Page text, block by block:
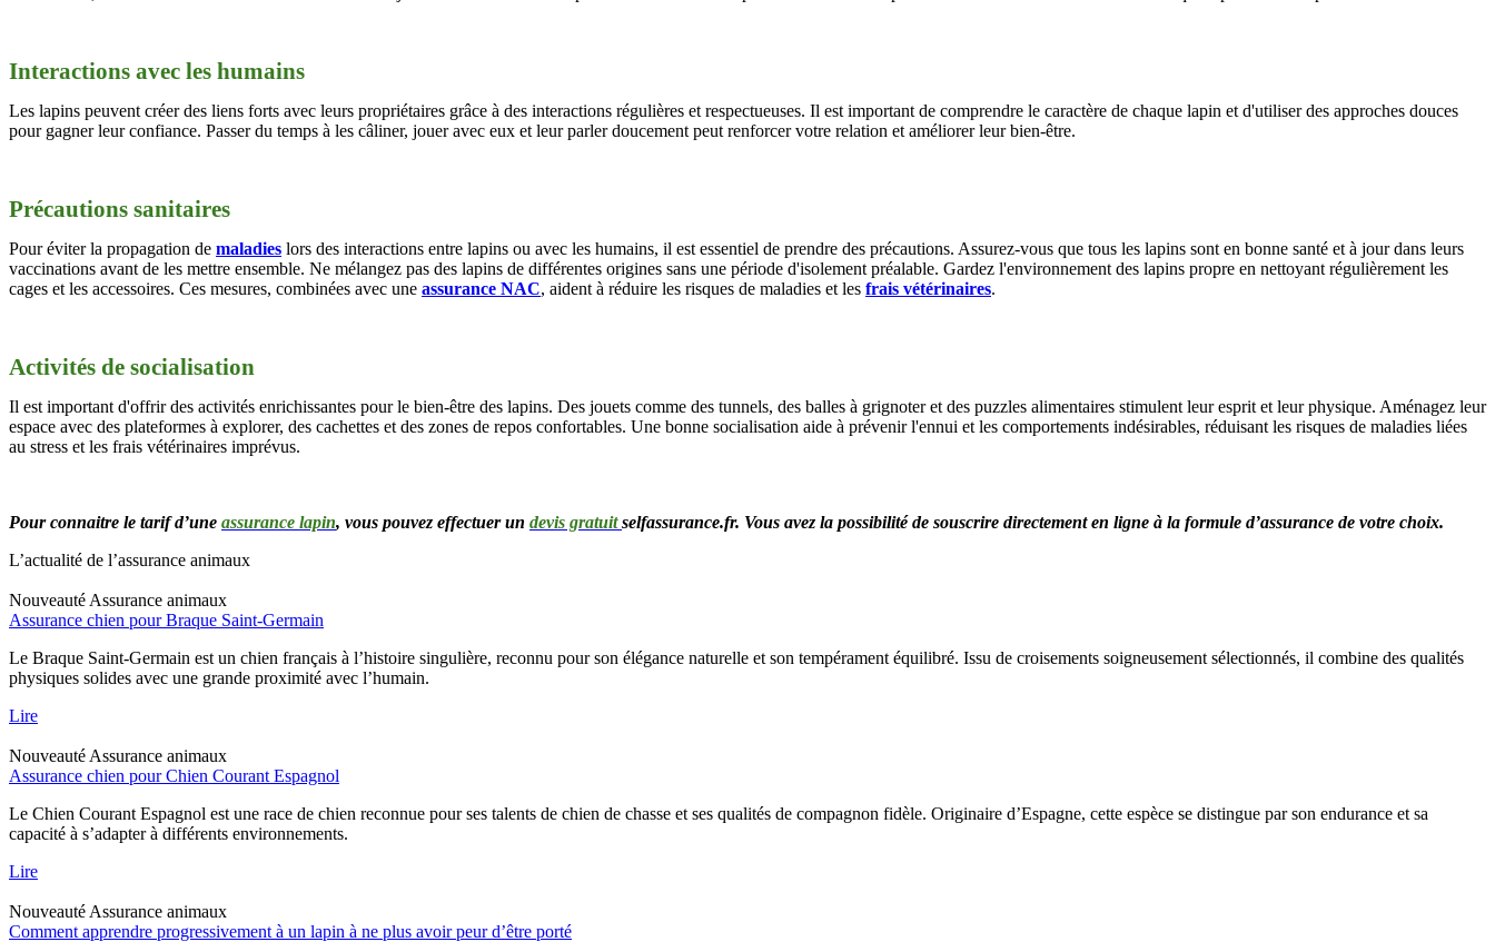
Interactions avec les humains
Les lapins peuvent créer des liens forts avec leurs propriétaires grâce à des interactions régulières et respectueuses. Il est important de comprendre le caractère de chaque lapin et d'utiliser des approches douces
pour gagner leur confiance. Passer du temps à les câliner, jouer avec eux et leur parler doucement peut renforcer votre relation et améliorer leur bien-être.
Précautions sanitaires
Pour éviter la propagation de maladies lors des interactions entre lapins ou avec les humains, il est essentiel de prendre des précautions. Assurez-vous que tous les lapins sont en bonne santé et à jour dans leurs
vaccinations avant de les mettre ensemble. Ne mélangez pas des lapins de différentes origines sans une période d'isolement préalable. Gardez l'environnement des lapins propre en nettoyant régulièrement les
cages et les accessoires. Ces mesures, combinées avec une assurance NAC, aident à réduire les risques de maladies et les frais vétérinaires.
Activités de socialisation
Il est important d'offrir des activités enrichissantes pour le bien-être des lapins. Des jouets comme des tunnels, des balles à grignoter et des puzzles alimentaires stimulent leur esprit et leur physique. Aménagez leur
espace avec des plateformes à explorer, des cachettes et des zones de repos confortables. Une bonne socialisation aide à prévenir l'ennui et les comportements indésirables, réduisant les risques de maladies liées
au stress et les frais vétérinaires imprévus.
Pour connaitre le tarif d’une assurance lapin, vous pouvez effectuer un devis gratuit selfassurance.fr. Vous avez la possibilité de souscrire directement en ligne à la formule d’assurance de votre choix.
L’actualité de l’assurance animaux
Nouveauté Assurance animaux
Assurance chien pour Braque Saint-Germain
Le Braque Saint-Germain est un chien français à l’histoire singulière, reconnu pour son élégance naturelle et son tempérament équilibré. Issu de croisements soigneusement sélectionnés, il combine des qualités
physiques solides avec une grande proximité avec l’humain.
Lire
Nouveauté Assurance animaux
Assurance chien pour Chien Courant Espagnol
Le Chien Courant Espagnol est une race de chien reconnue pour ses talents de chien de chasse et ses qualités de compagnon fidèle. Originaire d’Espagne, cette espèce se distingue par son endurance et sa
capacité à s’adapter à différents environnements.
Lire
Nouveauté Assurance animaux
Comment apprendre progressivement à un lapin à ne plus avoir peur d’être porté